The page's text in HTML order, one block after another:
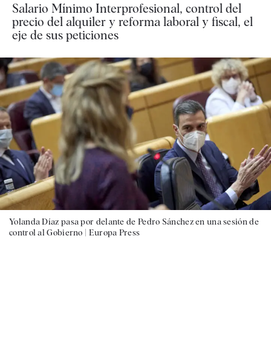
Salario Mínimo Interprofesional, control del
precio del alquiler y reforma laboral y fiscal, el
eje de sus peticiones
Yolanda Díaz pasa por delante de Pedro Sánchez en una sesión de
control al Gobierno | Europa Press